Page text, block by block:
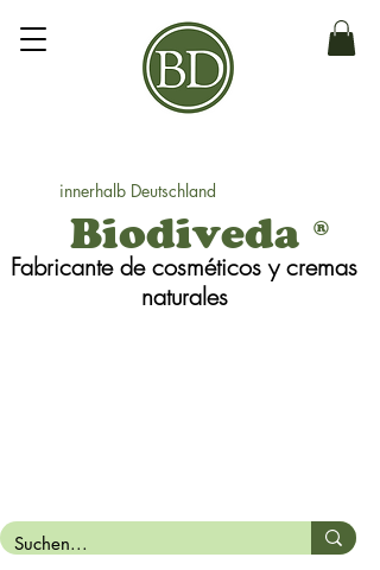
®
Biodiveda
Fabricante de cosméticos y cremas
naturales
innerhalb Deutschland